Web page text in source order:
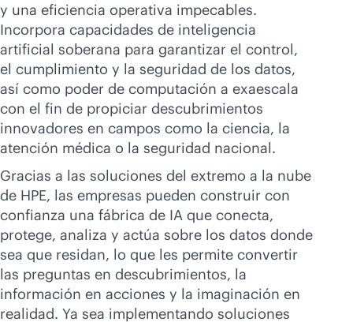
y una eficiencia operativa impecables.
Incorpora capacidades de inteligencia
artificial soberana para garantizar el control,
el cumplimiento y la seguridad de los datos,
así como poder de computación a exaescala
con el fin de propiciar descubrimientos
innovadores en campos como la ciencia, la
atención médica o la seguridad nacional.
Gracias a las soluciones del extremo a la nube
de HPE, las empresas pueden construir con
confianza una fábrica de IA que conecta,
protege, analiza y actúa sobre los datos donde
sea que residan, lo que les permite convertir
las preguntas en descubrimientos, la
información en acciones y la imaginación en
realidad. Ya sea implementando soluciones